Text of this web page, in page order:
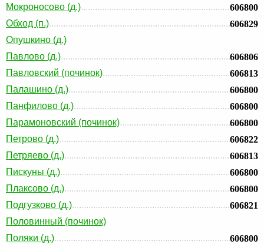
Мокроносово (д.)
606800
Обход (п.)
606829
Опушкино (д.)
Павлово (д.)
606806
Павловский (починок)
606813
Палашино (д.)
606800
Панфилово (д.)
606800
Парамоновский (починок)
606800
Петрово (д.)
606822
Петряево (д.)
606813
Пискуны (д.)
606800
Плаксово (д.)
606800
Подгузково (д.)
606821
Половинный (починок)
Поляки (д.)
606800